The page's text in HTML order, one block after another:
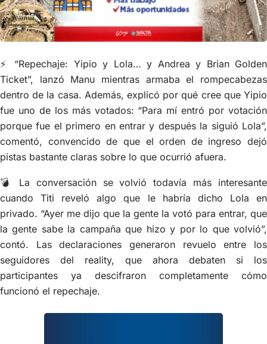
⚡ “Repechaje: Yipio y Lola… y Andrea y Brian Golden
Ticket”, lanzó Manu mientras armaba el rompecabezas
dentro de la casa. Además, explicó por qué cree que Yipio
fue uno de los más votados: “Para mí entró por votación
porque fue el primero en entrar y después la siguió Lola”,
comentó, convencido de que el orden de ingreso dejó
pistas bastante claras sobre lo que ocurrió afuera.
💣 La conversación se volvió todavía más interesante
cuando Titi reveló algo que le habría dicho Lola en
privado. “Ayer me dijo que la gente la votó para entrar, que
la gente sabe la campaña que hizo y por lo que volvió”,
contó. Las declaraciones generaron revuelo entre los
seguidores del reality, que ahora debaten si los
participantes ya descifraron completamente cómo
funcionó el repechaje.